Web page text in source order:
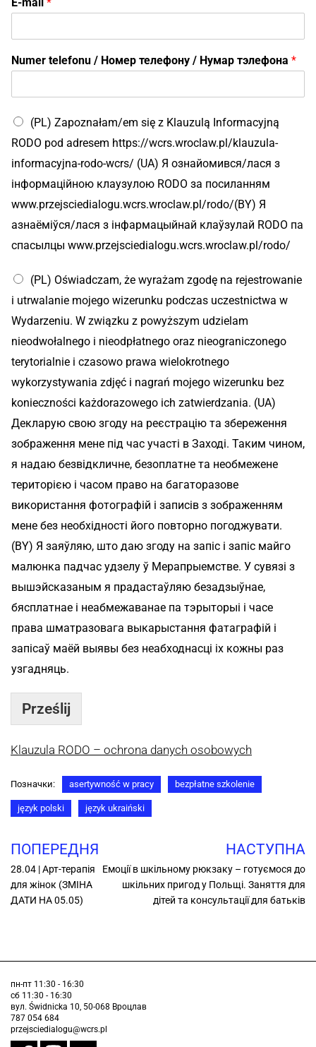
E-mail *
Numer telefonu / Номер телефону / Нумар тэлефона *
(PL) Zapoznałam/em się z Klauzulą Informacyjną
RODO pod adresem https://wcrs.wroclaw.pl/klauzula-
informacyjna-rodo-wcrs/ (UA) Я ознайомився/лася з
інформаційною клаузулою RODO за посиланням
www.przejsciedialogu.wcrs.wroclaw.pl/rodo/(BY) Я
азнаёміўся/лася з інфармацыйнай клаўзулай RODO па
спасылцы www.przejsciedialogu.wcrs.wroclaw.pl/rodo/
е
л
ф
о
у
N
u
m
e
r
(PL) Oświadczam, że wyrażam zgodę na rejestrowanie
i utrwalanie mojego wizerunku podczas uczestnictwa w
Wydarzeniu. W związku z powyższym udzielam
nieodwołalnego i nieodpłatnego oraz nieograniczonego
terytorialnie i czasowo prawa wielokrotnego
wykorzystywania zdjęć i nagrań mojego wizerunku bez
konieczności każdorazowego ich zatwierdzania. (UA)
Декларую свою згоду на реєстрацію та збереження
зображення мене під час участі в Заході. Таким чином,
я надаю безвідкличне, безоплатне та необмежене
територією і часом право на багаторазове
використання фотографій і записів з зображенням
мене без необхідності його повторно погоджувати.
(BY) Я заяўляю, што даю згоду на запіс і запіс майго
малюнка падчас удзелу ў Мерапрыемстве. У сувязі з
вышэйсказаным я прадастаўляю безадзыўнае,
бясплатнае і неабмежаванае па тэрыторыі і часе
права шматразовага выкарыстання фатаграфій і
запісаў маёй выявы без неабходнасці іх кожны раз
узгадняць.
Prześlij
Klauzula RODO – ochrona danych osobowych
Позначки: asertywność w pracy bezpłatne szkolenie
język polski język ukraiński
ПОПЕРЕДНЯ
28.04 | Арт-терапія
для жінок (ЗМІНА
ДАТИ НА 05.05)
НАСТУПНА
Емоції в шкільному рюкзаку – готуємося до
шкільних пригод у Польщі. Заняття для
дітей та консультації для батьків
пн-пт 11:30 - 16:30
сб 11:30 - 16:30
вул. Świdnicka 10, 50-068 Вроцлав
787 054 684
przejsciedialogu@wcrs.pl